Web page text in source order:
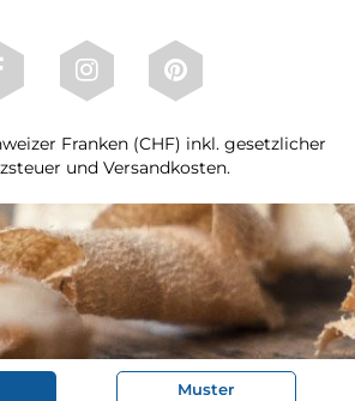
Franken (CHF) inkl. gesetzlicher
und Versandkosten.
Muster